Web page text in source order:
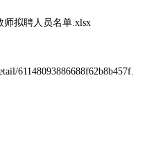
师拟聘人员名单.xlsx
61148093886688f62b8b457f.